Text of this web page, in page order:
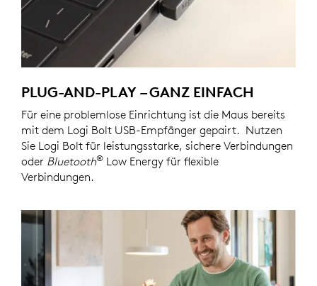
PLUG-AND-PLAY – GANZ EINFACH
Für eine problemlose Einrichtung ist die Maus bereits
mit dem Logi Bolt USB-Empfänger gepairt. Nutzen
Sie Logi Bolt für leistungsstarke, sichere Verbindungen
oder Bluetooth® Low Energy für flexible
Verbindungen.